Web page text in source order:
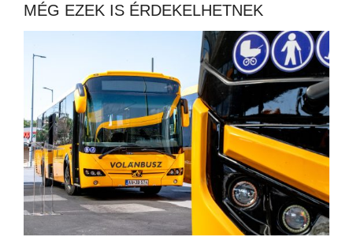
MÉG EZEK IS ÉRDEKELHETNEK